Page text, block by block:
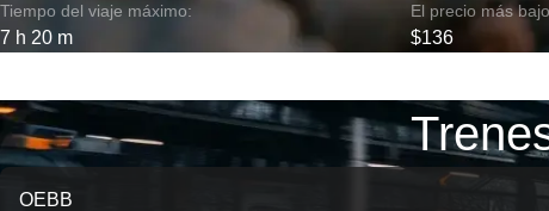
Tiempo del viaje máximo:
7 h 20 m
El precio más
$136
OEBB